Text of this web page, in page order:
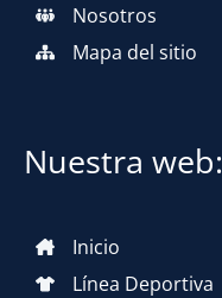
Nosotros
Mapa del sitio
Nuestra web:
Inicio
Línea Deportiva